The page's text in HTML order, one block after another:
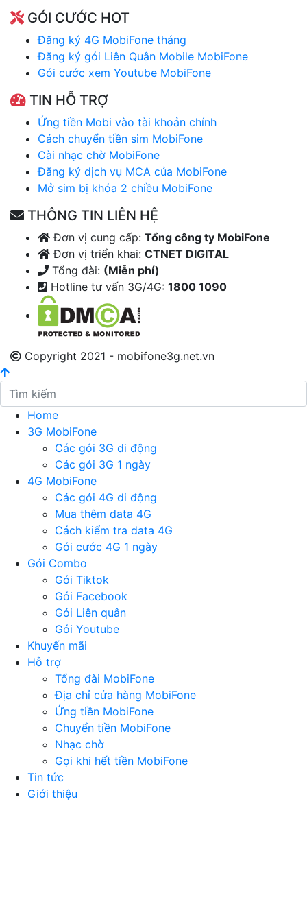
GÓI CƯỚC HOT
Đăng ký 4G MobiFone tháng
Đăng ký gói Liên Quân Mobile MobiFone
Gói cước xem Youtube MobiFone
TIN HỖ TRỢ
Ứng tiền Mobi vào tài khoản chính
Cách chuyển tiền sim MobiFone
Cài nhạc chờ MobiFone
Đăng ký dịch vụ MCA của MobiFone
Mở sim bị khóa 2 chiều MobiFone
THÔNG TIN LIÊN HỆ
Đơn vị cung cấp: Tổng công ty MobiFone
Đơn vị triển khai: CTNET DIGITAL
Tổng đài: (Miễn phí)
Hotline tư vấn 3G/4G: 1800 1090
Copyright 2021 - mobifone3g.net.vn
Home
3G MobiFone
Các gói 3G di động
Các gói 3G 1 ngày
4G MobiFone
Các gói 4G di động
Mua thêm data 4G
Cách kiểm tra data 4G
Gói cước 4G 1 ngày
Gói Combo
Gói Tiktok
Gói Facebook
Gói Liên quân
Gói Youtube
Khuyến mãi
Hỗ trợ
Tổng đài MobiFone
Địa chỉ cửa hàng MobiFone
Ứng tiền MobiFone
Chuyển tiền MobiFone
Nhạc chờ
Gọi khi hết tiền MobiFone
Tin tức
Giới thiệu